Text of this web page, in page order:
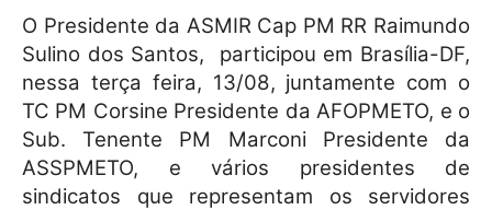
O Presidente da ASMIR Cap PM RR Raimundo
Sulino dos Santos,
participou em Brasília-DF,
nessa terça feira, 13/08, juntamente com o
TC PM Corsine Presidente da AFOPMETO, e o
Sub. Tenente PM Marconi Presidente da
ASSPMETO, e vários presidentes de
sindicatos que representam os servidores